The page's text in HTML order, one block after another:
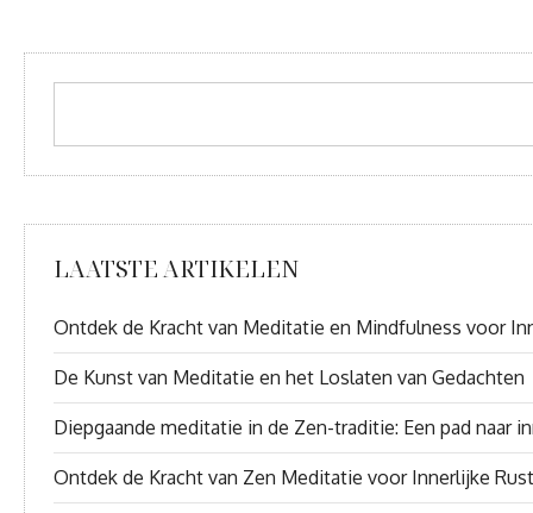
LAATSTE ARTIKELEN
Ontdek de Kracht van Meditatie en Mindfulness voor
De Kunst van Meditatie en het Loslaten van Gedachten
Diepgaande meditatie in de Zen-traditie: Een pad naar
Ontdek de Kracht van Zen Meditatie voor Innerlijke Rust